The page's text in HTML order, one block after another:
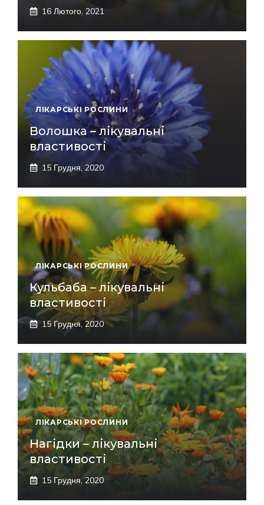
16 Лютого, 2021
ЛІКАРСЬКІ РОСЛИНИ
Волошка – лікувальні
властивості
15 Грудня, 2020
ЛІКАРСЬКІ РОСЛИНИ
Кульбаба – лікувальні
властивості
15 Грудня, 2020
ЛІКАРСЬКІ РОСЛИНИ
Нагідки – лікувальні
властивості
15 Грудня, 2020